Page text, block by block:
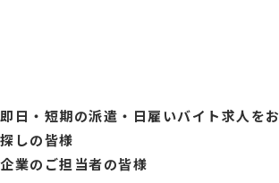
即日・短期の派遣・日雇いバイト求人をお
探しの皆様
企業のご担当者の皆様